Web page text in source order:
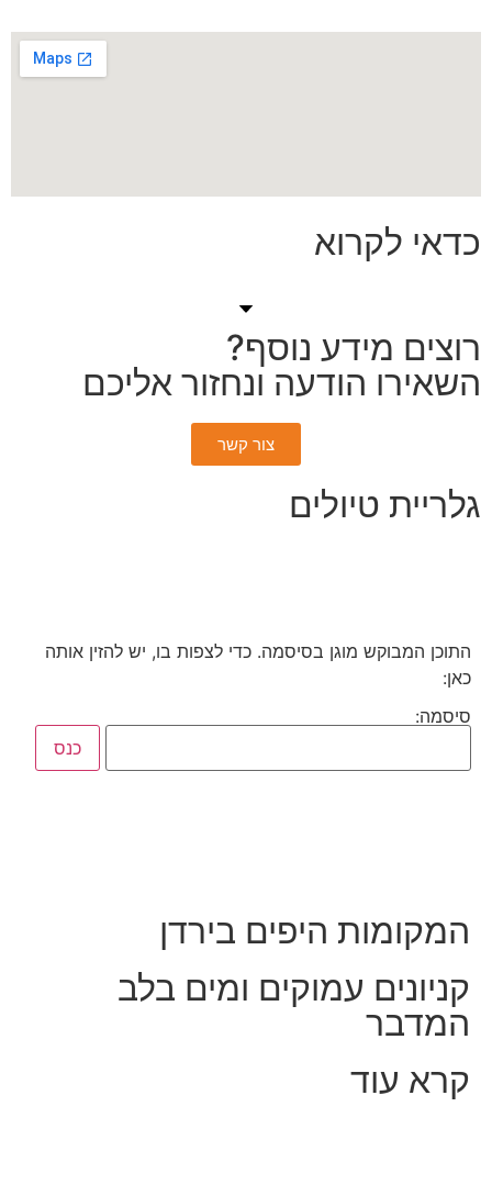
כדאי לקרוא
רוצים מידע נוסף?
השאירו הודעה ונחזור אליכם
צור קשר
גלריית טיולים
התוכן המבוקש מוגן בסיסמה. כדי לצפות בו, יש להזין אותה
כאן:
סיסמה:
המקומות היפים בירדן
קניונים עמוקים ומים בלב
המדבר
קרא עוד